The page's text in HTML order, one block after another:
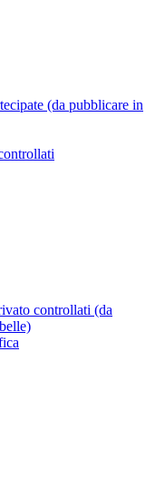
(da pubblicare in
controllati (da